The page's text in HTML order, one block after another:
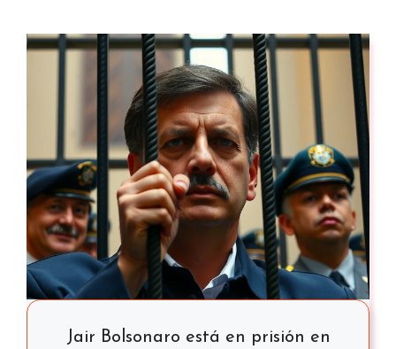
Jair Bolsonaro está en prisión en